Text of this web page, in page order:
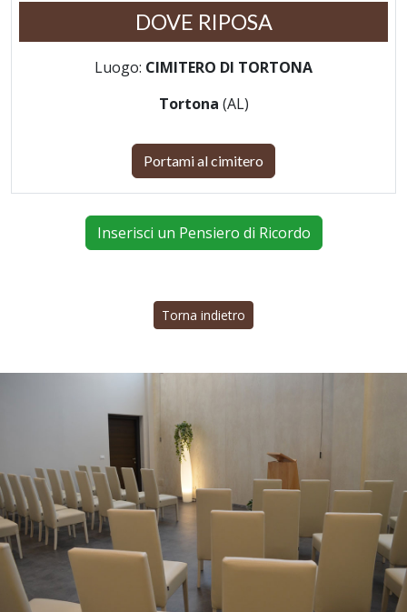
DOVE RIPOSA
Luogo: CIMITERO DI TORTONA
Tortona (AL)
Portami al cimitero
Inserisci un Pensiero di Ricordo
Torna indietro